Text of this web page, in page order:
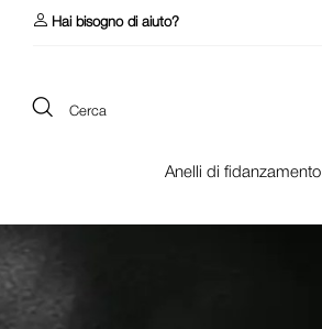
Hai bisogno di aiuto?
Cerca
Anelli di fidanzamento